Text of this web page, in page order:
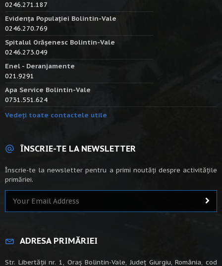
0246.271.187
Evidența Populației Bolintin-Vale
0246.270.769
Spitalul Orășenesc Bolintin-Vale
0246.273.049
Enel - Deranjamente
021.9291
Apa Service Bolintin-Vale
0731.551.624
Vedeți toate contactele utile
ÎNSCRIE-TE LA NEWSLETTER
Înscrie-te la newsletter pentru a primi noutăți despre activitățile
primăriei.
ADRESA PRIMĂRIEI
Str. Libertății nr. 1, Oraș Bolintin-Vale, Județ Giurgiu, România, cod